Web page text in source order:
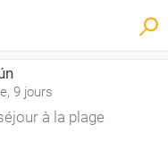
9 jours
à la plage